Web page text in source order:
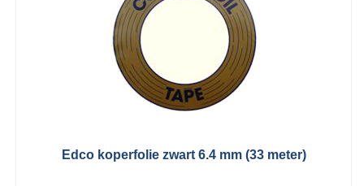
Edco koperfolie zwart 6.4 mm (33 meter)